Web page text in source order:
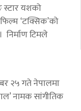
स्टार यशको
‘टक्सिक’को
टिमले
२५ गते नेपालमा
नामक सांगीतिक